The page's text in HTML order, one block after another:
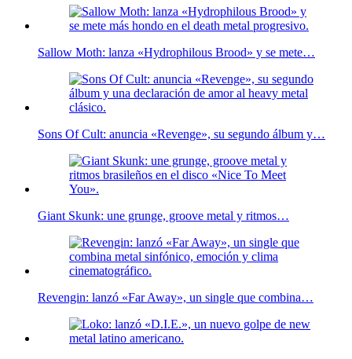
Sallow Moth: lanza «Hydrophilous Brood» y se mete…
Sons Of Cult: anuncia «Revenge», su segundo álbum y…
Giant Skunk: une grunge, groove metal y ritmos…
Revengin: lanzó «Far Away», un single que combina…